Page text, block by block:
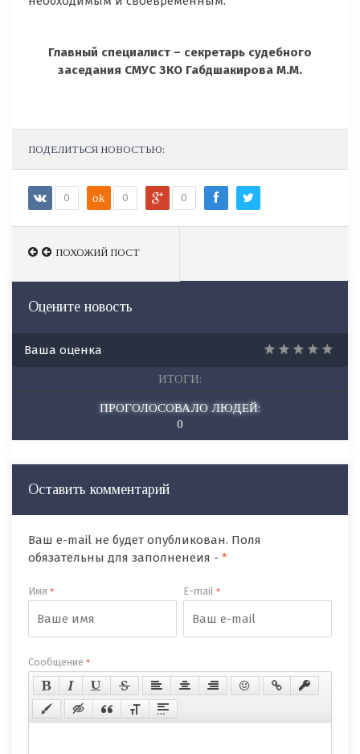
Главный специалист – секретарь судебного
заседания СМУС ЗКО Габдшакирова М.М.
ПОДЕЛИТЬСЯ НОВОСТЬЮ:
0 ok 0 0
ПОХОЖИЙ ПОСТ
ПОХОЖИЙ ПОСТ
Оцените новость
Ваша оценка
ИТОГИ:
ПРОГОЛОСОВАЛО ЛЮДЕЙ:
0
Оставить комментарий
Ваш e-mail не будет опубликован. Поля
обязательны для заполненеия - *
Имя * E-mail*
Сообщение *